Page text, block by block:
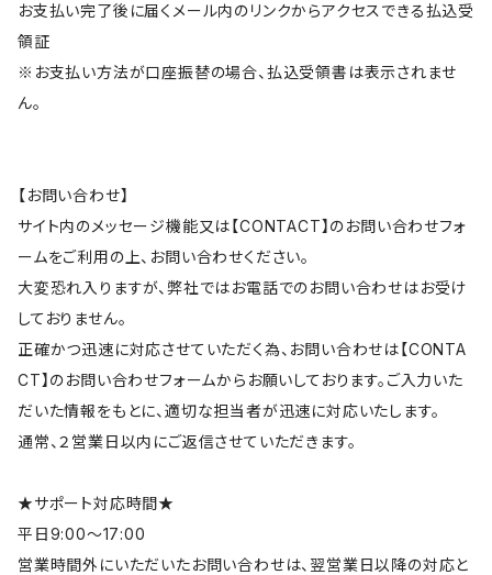
お支払い完了後に届くメール内のリンクからアクセスできる払込受
領証
※お支払い方法が口座振替の場合、払込受領書は表示されませ
ん。
【お問い合わせ】
サイト内のメッセージ機能又は【CONTACT】のお問い合わせフォ
ームをご利用の上、お問い合わせください。
大変恐れ入りますが、弊社ではお電話でのお問い合わせはお受け
しておりません。
正確かつ迅速に対応させていただく為、お問い合わせは【CONTA
CT】のお問い合わせフォームからお願いしております。ご入力いた
だいた情報をもとに、適切な担当者が迅速に対応いたします。
通常、２営業日以内にご返信させていただきます。
★サポート対応時間★
平日9:00～17:00
営業時間外にいただいたお問い合わせは、翌営業日以降の対応と